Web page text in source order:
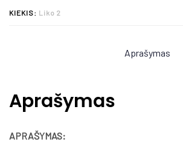
KIEKIS: Liko 2
Aprašymas
Aprašymas
APRAŠYMAS: